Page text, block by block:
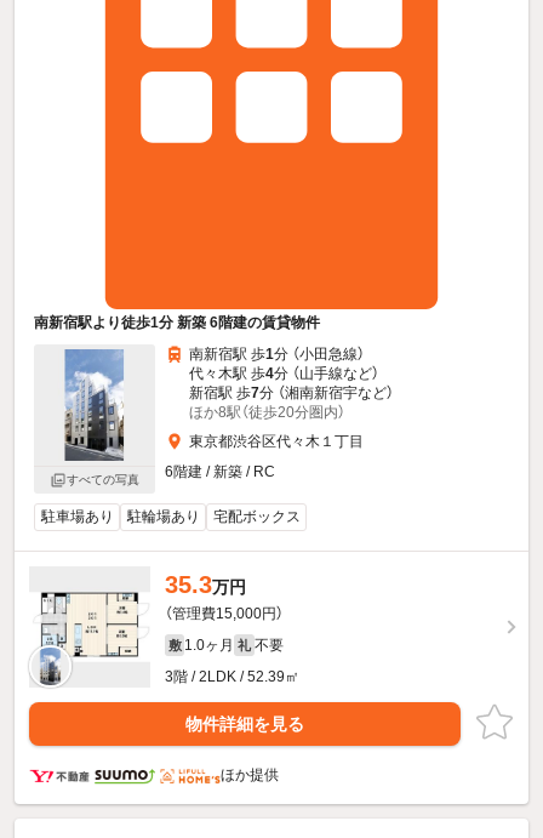
南新宿駅より徒歩1分 新築 6階建の賃貸物件
すべての写真
南新宿駅 歩1分 （小田急線）
代々木駅 歩4分 （山手線など）
新宿駅 歩7分 （湘南新宿宇など）
ほか8駅（徒歩20分圏内）
東京都渋谷区代々木１丁目
6階建 / 新築 / RC
駐車場あり 駐輪場あり 宅配ボックス
35.3万円
（管理費15,000円）
敷 1.0ヶ月 礼 不要
3階 / 2LDK / 52.39㎡
物件詳細を見る
ほか提供